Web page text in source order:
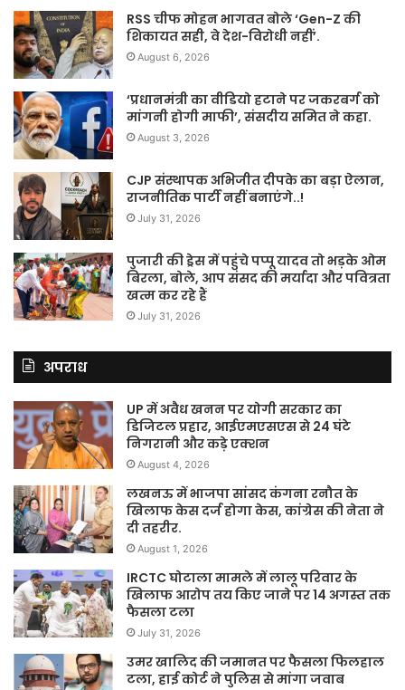
RSS चीफ मोहन भागवत बोले ‘Gen-Z की
शिकायत सही, वे देश-विरोधी नहीं’.
August 6, 2026
‘प्रधानमंत्री का वीडियो हटाने पर जकरबर्ग को
मांगनी होगी माफी’, संसदीय समित ने कहा.
August 3, 2026
CJP संस्थापक अभिजीत दीपके का बड़ा ऐलान,
राजनीतिक पार्टी नहीं बनाएंगे..!
July 31, 2026
पुजारी की ड्रेस में पहुंचे पप्पू यादव तो भड़के ओम
बिरला, बोले, आप संसद की मर्यादा और पवित्रता
खत्म कर रहे हैं
July 31, 2026
अपराध
UP में अवैध खनन पर योगी सरकार का
डिजिटल प्रहार, आईएमएसएस से 24 घंटे
निगरानी और कड़े एक्शन
August 4, 2026
लखनऊ में भाजपा सांसद कंगना रनौत के
खिलाफ केस दर्ज होगा केस, कांग्रेस की नेता ने
दी तहरीर.
August 1, 2026
IRCTC घोटाला मामले में लालू परिवार के
खिलाफ आरोप तय किए जाने पर 14 अगस्त तक
फैसला टला
July 31, 2026
उमर खालिद की जमानत पर फैसला फिलहाल
टला, हाई कोर्ट ने पुलिस से मांगा जवाब